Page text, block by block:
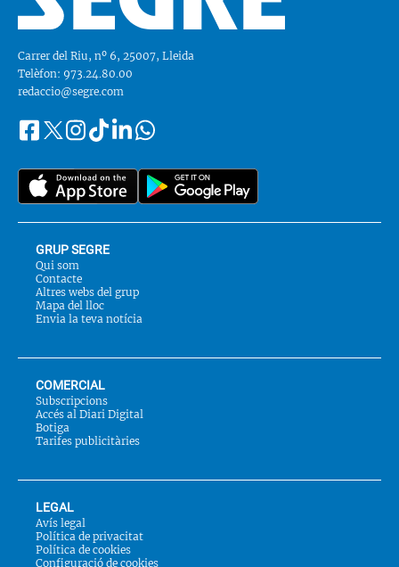
Carrer del Riu, nº 6, 25007, Lleida
Telèfon: 973.24.80.00
redaccio@segre.com
Segueix-
a::
FacebookInstagram
TiktokLinkedinWhatsapp
GRUP SEGRE
Qui som
Contacte
Altres webs del grup
Mapa del lloc
Envia la teva notícia
COMERCIAL
Subscripcions
Accés al Diari Digital
Botiga
Tarifes publicitàries
LEGAL
Avís legal
Política de privacitat
Política de cookies
Configuració de cookies